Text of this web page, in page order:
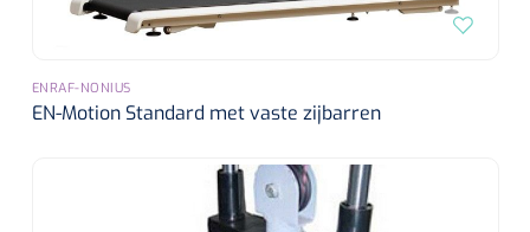
ENRAF-NONIUS
EN-Motion Standard met vaste zijbarren